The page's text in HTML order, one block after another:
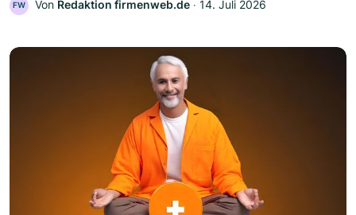
FW Von Redaktion firmenweb.de ‧ 14. Juli 2026